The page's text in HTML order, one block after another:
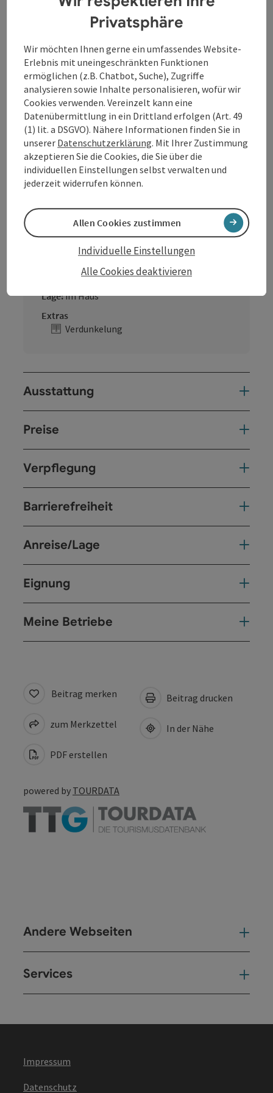
Seminarraum
Raumdetails
Kino
Veranstaltungsaal 115m² 120 30 30
Kino Parlament U-Form
Gala
Veranstaltungsaal
Lage:im Haus
Extras
Verdunkelung
Ausstattung
Preise
Verpflegung
Barrierefreiheit
Anreise/Lage
Eignung
Meine Betriebe
Beitrag merken
zum Merkzettel
PDF erstellen
Beitrag drucken
In der Nähe
powered by TOURDATA
Andere Webseiten
Services
Impressum
Datenschutz
Privatsphäre
Wir möchten Ihnen gerne ein umfassendes Website-
Erlebnis mit uneingeschränkten Funktionen
ermöglichen (z.B. Chatbot, Suche), Zugriffe
analysieren sowie Inhalte personalisieren, wofür wir
Cookies verwenden. Vereinzelt kann eine
Datenübermittlung in ein Drittland erfolgen (Art. 49
(1) lit. a DSGVO). Nähere Informationen finden Sie in
unserer Datenschutzerklärung. Mit Ihrer Zustimmung
akzeptieren Sie die Cookies, die Sie über die
individuellen Einstellungen selbst verwalten und
jederzeit widerrufen können.
Alle Cookies deaktivieren
Individuelle Einstellungen
Allen Cookies zustimmen